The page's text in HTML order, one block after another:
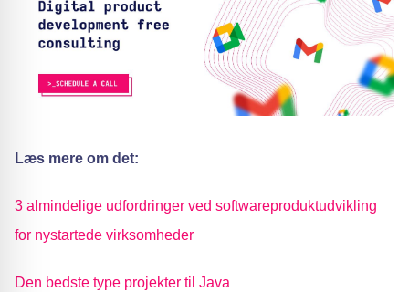
Læs mere om det:
3 almindelige udfordringer ved softwareproduktudvikling
for nystartede virksomheder
Den bedste type projekter til Java